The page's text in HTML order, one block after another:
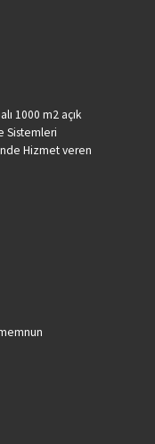
1000 m2 açık
Sistemleri
Hizmet veren